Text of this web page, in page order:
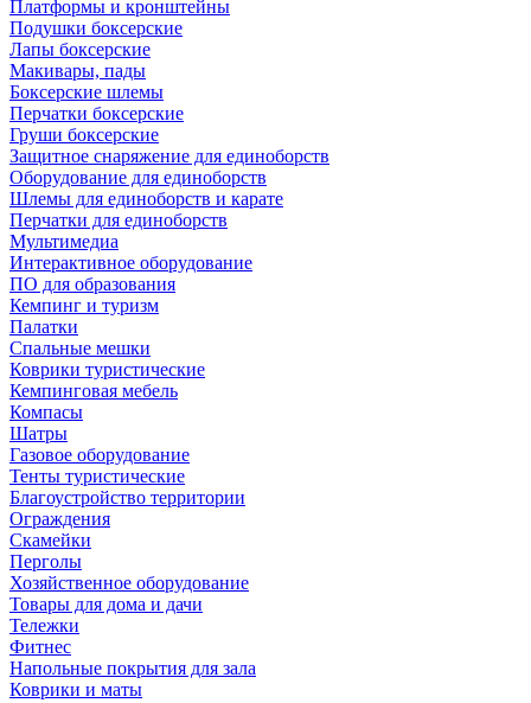
Платформы и кронштейны
Подушки боксерские
Лапы боксерские
Макивары, пады
Боксерские шлемы
Перчатки боксерские
Груши боксерские
Защитное снаряжение для единоборств
Оборудование для единоборств
Шлемы для единоборств и карате
Перчатки для единоборств
Мультимедиа
Интерактивное оборудование
ПО для образования
Кемпинг и туризм
Палатки
Спальные мешки
Коврики туристические
Кемпинговая мебель
Компасы
Шатры
Газовое оборудование
Тенты туристические
Благоустройство территории
Ограждения
Скамейки
Перголы
Хозяйственное оборудование
Товары для дома и дачи
Тележки
Фитнес
Напольные покрытия для зала
Коврики и маты